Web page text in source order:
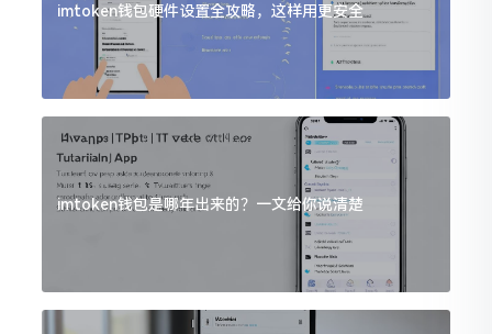
imtoken钱包硬件设置全攻略，这样用更安全
imtoken钱包是哪年出来的？一文给你说清楚